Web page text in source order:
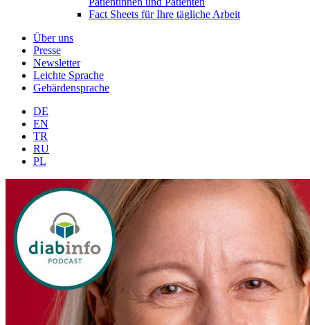
Fact Sheets für Ihre tägliche Arbeit
Über uns
Presse
Newsletter
Leichte Sprache
Gebärdensprache
DE
EN
TR
RU
PL